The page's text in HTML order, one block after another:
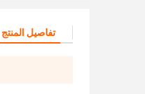
تفاصيل المنتج